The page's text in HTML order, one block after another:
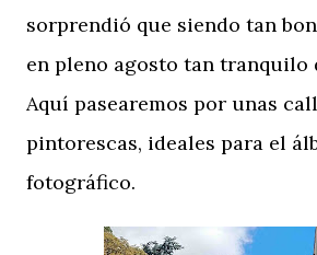
sorprendió que siendo tan
en pleno agosto tan tranquilo
Aquí pasearemos por unas
pintorescas, ideales para el
fotográfico.